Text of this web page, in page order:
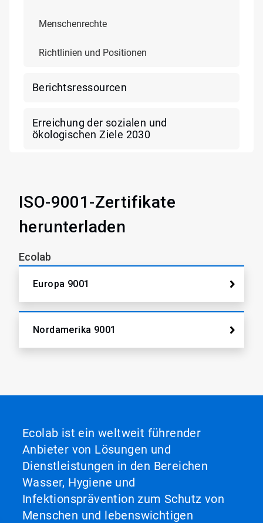
Menschenrechte
Richtlinien und Positionen
Berichtsressourcen
Erreichung der sozialen und
ökologischen Ziele 2030
ISO-9001-Zertifikate
herunterladen
Ecolab
Europa 9001
Nordamerika 9001
Ecolab ist ein weltweit führender
Anbieter von Lösungen und
Dienstleistungen in den Bereichen
Wasser, Hygiene und
Infektionsprävention zum Schutz von
Menschen und lebenswichtigen